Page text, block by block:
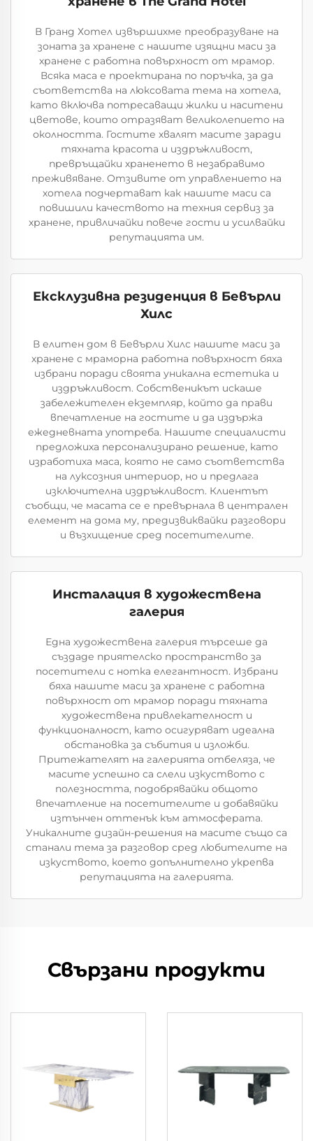
В Гранд Хотел извършихме преобразуване на
зоната за хранене с нашите изящни маси за
хранене с работна повърхност от мрамор.
Всяка маса е проектирана по поръчка, за да
съответства на люксовата тема на хотела,
като включва потресаващи жилки и наситени
цветове, които отразяват великолепието на
околността. Гостите хвалят масите заради
тяхната красота и издръжливост,
превръщайки храненето в незабравимо
преживяване. Отзивите от управлението на
хотела подчертават как нашите маси са
повишили качеството на техния сервиз за
хранене, привличайки повече гости и усилвайки
репутацията им.
Ексклузивна резиденция в Бевърли
Хилс
В елитен дом в Бевърли Хилс нашите маси за
хранене с мраморна работна повърхност бяха
избрани поради своята уникална естетика и
издръжливост. Собственикът искаше
забележителен екземпляр, който да прави
впечатление на гостите и да издържа
ежедневната употреба. Нашите специалисти
предложиха персонализирано решение, като
изработиха маса, която не само съответства
на луксозния интериор, но и предлага
изключителна издръжливост. Клиентът
съобщи, че масата се е превърнала в централен
елемент на дома му, предизвиквайки разговори
и възхищение сред посетителите.
Инсталация в художествена
галерия
Една художествена галерия търсеше да
създаде приятелско пространство за
посетители с нотка елегантност. Избрани
бяха нашите маси за хранене с работна
повърхност от мрамор поради тяхната
художествена привлекателност и
функционалност, като осигуряват идеална
обстановка за събития и изложби.
Притежателят на галерията отбеляза, че
масите успешно са слели изкуството с
полезността, подобрявайки общото
впечатление на посетителите и добавяйки
изтънчен оттенък към атмосферата.
Уникалните дизайн-решения на масите също са
станали тема за разговор сред любителите на
изкуството, което допълнително укрепва
репутацията на галерията.
Свързани продукти